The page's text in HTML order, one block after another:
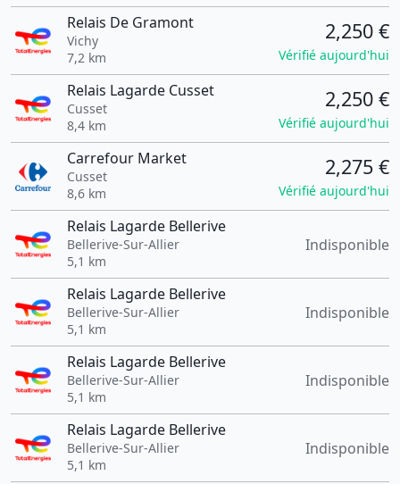
Relais De Gramont
Vichy
7,2 km
2,250 €
Vérifié aujourd'hui
Relais Lagarde Cusset
Cusset
8,4 km
2,250 €
Vérifié aujourd'hui
Carrefour Market
Cusset
8,6 km
2,275 €
Vérifié aujourd'hui
Relais Lagarde Bellerive
Bellerive-Sur-Allier
5,1 km
Indisponible
Relais Lagarde Bellerive
Bellerive-Sur-Allier
5,1 km
Indisponible
Relais Lagarde Bellerive
Bellerive-Sur-Allier
5,1 km
Indisponible
Relais Lagarde Bellerive
Bellerive-Sur-Allier
5,1 km
Indisponible